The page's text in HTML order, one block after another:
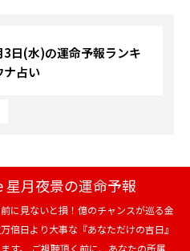
日(水)の運命予報ランキ
ナ占い
星月夜景の運命予報
に見ないと損！億のチャンスが巡る金
倍日より大事な『あなただけの吉日』
す。 ご視聴頂く前に、あなたの所属